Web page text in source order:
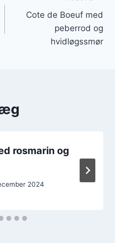
Cote de Boeuf med
peberrod og
hvidløgssmør
rosmarin og
2024